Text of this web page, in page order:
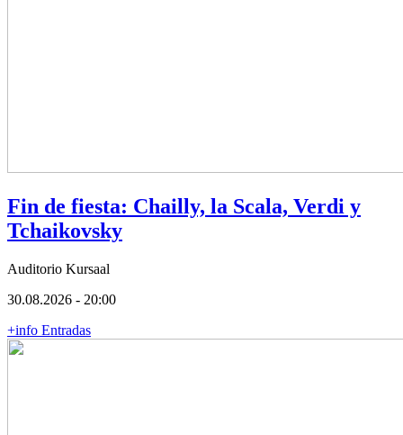
Fin de fiesta: Chailly, la Scala, Verdi y
Tchaikovsky
Auditorio Kursaal
30.08.2026 - 20:00
+info Entradas